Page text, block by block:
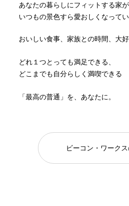
あなたの暮らしにフィットする家が
いつもの景色すら愛おしくなってい
おいしい食事、家族との時間、大好
どれ１つとっても満足できる、
どこまでも自分らしく満喫できる
「最高の普通」を、あなたに。
ビーコン・ワーク